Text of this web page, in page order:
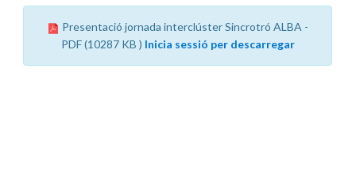
Presentació jornada interclúster Sincrotró ALBA -
PDF (10287 KB ) Inicia sessió per descarregar